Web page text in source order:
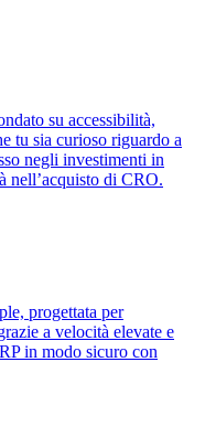
su accessibilità,
tu sia curioso riguardo a
negli investimenti in
nell’acquisto di CRO.
progettata per
a velocità elevate e
in modo sicuro con